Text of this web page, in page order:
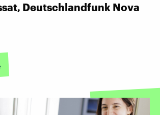
Deutschlandfunk Nova